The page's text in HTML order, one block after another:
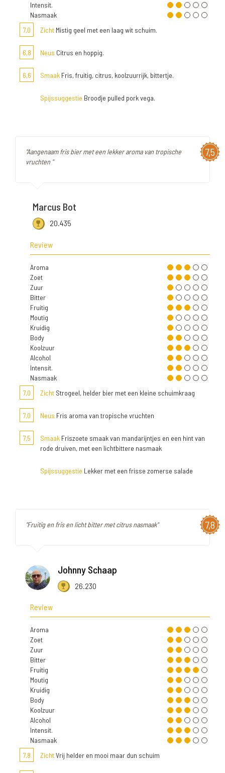
Intensit.
Nasmaak
7,0
Zicht Mistig geel met een laag wit schuim.
6,8 Neus Citrus en hoppig.
6,6 Smaak Fris, fruitig, citrus, koolzuurrijk, bittertje.
Spijssuggestie Broodje pulled pork vega.
7,5
"Aangenaam fris bier met een lekker aroma van tropische
vruchten "
Marcus Bot
20.435
Review
Aroma
Zoet
Zuur
Bitter
Fruitig
Moutig
Kruidig
Body
Koolzuur
Alcohol
Intensit.
Nasmaak
7,0
Zicht Strogeel, helder bier met een kleine schuimkraag
7,0 Neus Fris aroma van tropische vruchten
7,5 Smaak Friszoete smaak van mandarijntjes en een hint van
rode druiven, met een lichtbittere nasmaak
Spijssuggestie Lekker met een frisse zomerse salade
7,8
"Fruitig en fris en licht bitter met citrus nasmaak"
Johnny Schaap
26.230
Review
Aroma
Zoet
Zuur
Bitter
Fruitig
Moutig
Kruidig
Body
Koolzuur
Alcohol
Intensit.
Nasmaak
7,8
ZichtVrij helder en mooi maar dun schuim